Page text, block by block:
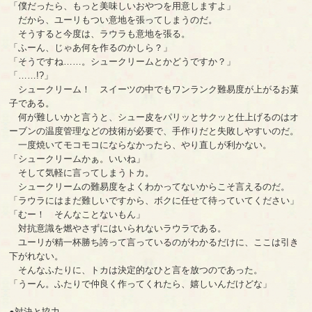
「僕だったら、もっと美味しいおやつを用意しますよ」
だから、ユーリもつい意地を張ってしまうのだ。
そうすると今度は、ラウラも意地を張る。
「ふーん、じゃあ何を作るのかしら？」
「そうですね……。シュークリームとかどうですか？」
「……!?」
シュークリーム！ スイーツの中でもワンランク難易度が上がるお菓
子である。
何が難しいかと言うと、シュー皮をパリッとサクッと仕上げるのはオ
ーブンの温度管理などの技術が必要で、手作りだと失敗しやすいのだ。
一度焼いてモコモコにならなかったら、やり直しが利かない。
「シュークリームかぁ。いいね」
そして気軽に言ってしまうトカ。
シュークリームの難易度をよくわかってないからこそ言えるのだ。
「ラウラにはまだ難しいですから、ボクに任せて待っていてください」
「むー！ そんなことないもん」
対抗意識を燃やさずにはいられないラウラである。
ユーリが精一杯勝ち誇って言っているのがわかるだけに、ここは引き
下がれない。
そんなふたりに、トカは決定的なひと言を放つのであった。
「うーん。ふたりで仲良く作ってくれたら、嬉しいんだけどな」